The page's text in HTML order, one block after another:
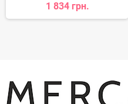
1 834 грн.